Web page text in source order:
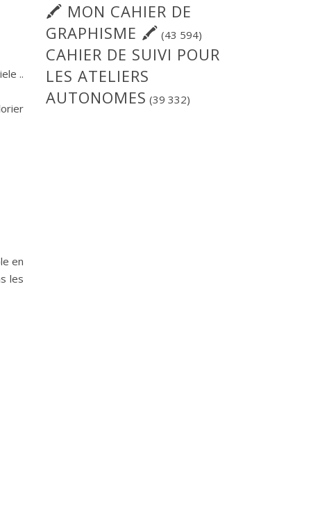
..
en
les
🖍 MON CAHIER DE
GRAPHISME 🖍 (43 594)
CAHIER DE SUIVI POUR
LES ATELIERS
AUTONOMES (39 332)